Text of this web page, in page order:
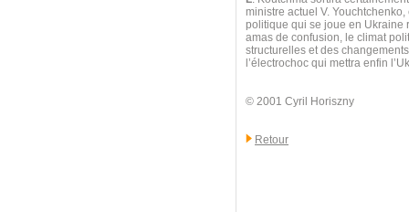
ministre actuel V.
politique qui se joue en Ukraine
amas de confusion, le climat
structurelles et des
l’électrochoc qui mettra enfin
© 2001 Cyril Horiszny
Retour